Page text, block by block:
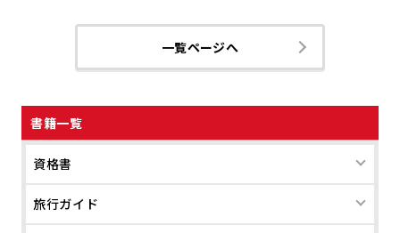
書籍一覧
資格書
旅行ガイド
一覧ページへ